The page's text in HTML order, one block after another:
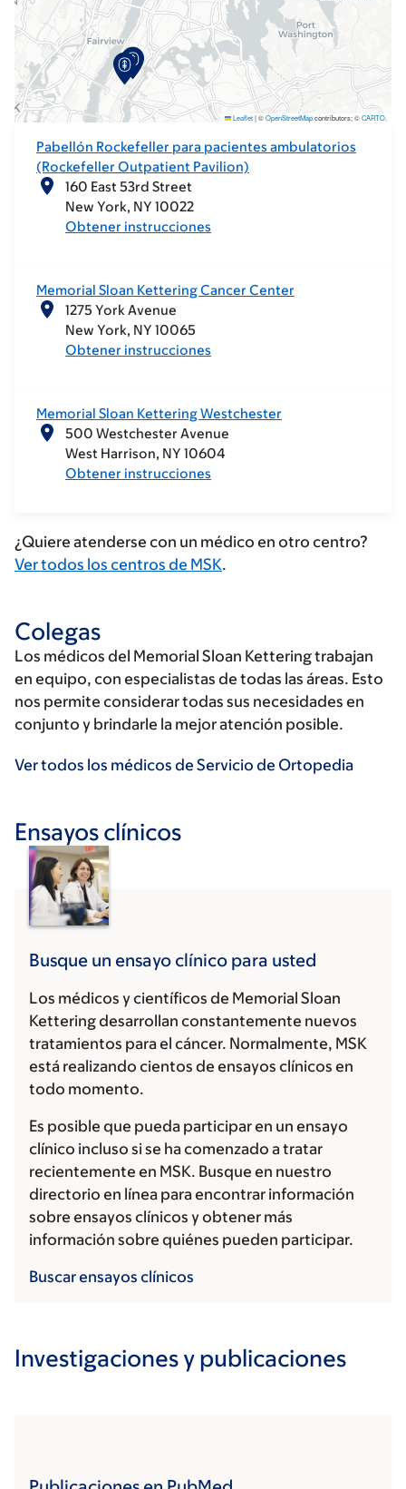
Pabellón Rockefeller para pacientes ambulatorios
(Rockefeller Outpatient Pavilion)
160 East 53rd Street
New York NY 10022
Obtener instrucciones
Memorial Sloan Kettering Cancer Center
1275 York Avenue
New York NY 10065
Obtener instrucciones
Memorial Sloan Kettering Westchester
500 Westchester Avenue
West Harrison NY 10604
Obtener instrucciones
Leaflet|©OpenStreetMapcontributors; ©CARTO.
¿Quiere atenderse con un médico en otro centro?
Ver todos los centros de MSK.
Colegas
Los médicos del Memorial Sloan Kettering trabajan
en equipo, con especialistas de todas las áreas. Esto
nos permite considerar todas sus necesidades en
conjunto y brindarle la mejor atención posible.
Ver todos los médicos de Servicio de Ortopedia
Ensayos clínicos
Busque un ensayo clínico para usted
Los médicos y científicos de Memorial Sloan
Kettering desarrollan constantemente nuevos
tratamientos para el cáncer. Normalmente, MSK
está realizando cientos de ensayos clínicos en
todo momento.
Es posible que pueda participar en un ensayo
clínico incluso si se ha comenzado a tratar
recientemente en MSK. Busque en nuestro
directorio en línea para encontrar información
sobre ensayos clínicos y obtener más
información sobre quiénes pueden participar.
Buscar ensayos clínicos
Investigaciones y publicaciones